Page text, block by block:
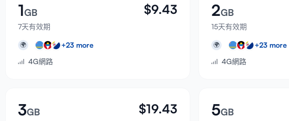
1GB
7天有效期
$9.43
🌍 +23 more
4G網路
2GB
15天有效期
🌍 +23 more
4G網路
3GB $19.43 5GB